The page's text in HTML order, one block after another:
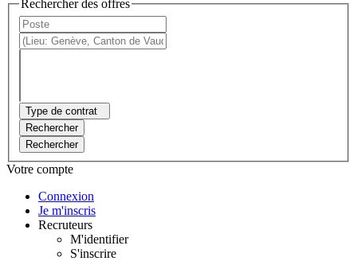
Rechercher des offres
Type de contrat
Rechercher
Rechercher
Votre compte
Connexion
Je m'inscris
Recruteurs
M'identifier
S'inscrire